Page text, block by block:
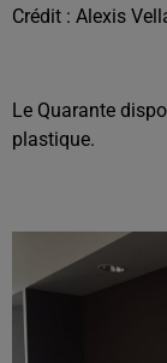
Crédit : Alexis
Le Quarante
plastique.